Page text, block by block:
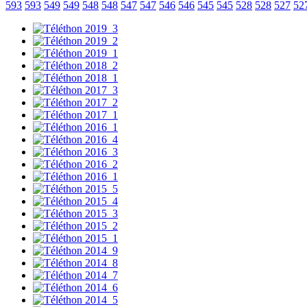
593 593 549 549 548 548 547 547 546 546 545 545 528 528 527